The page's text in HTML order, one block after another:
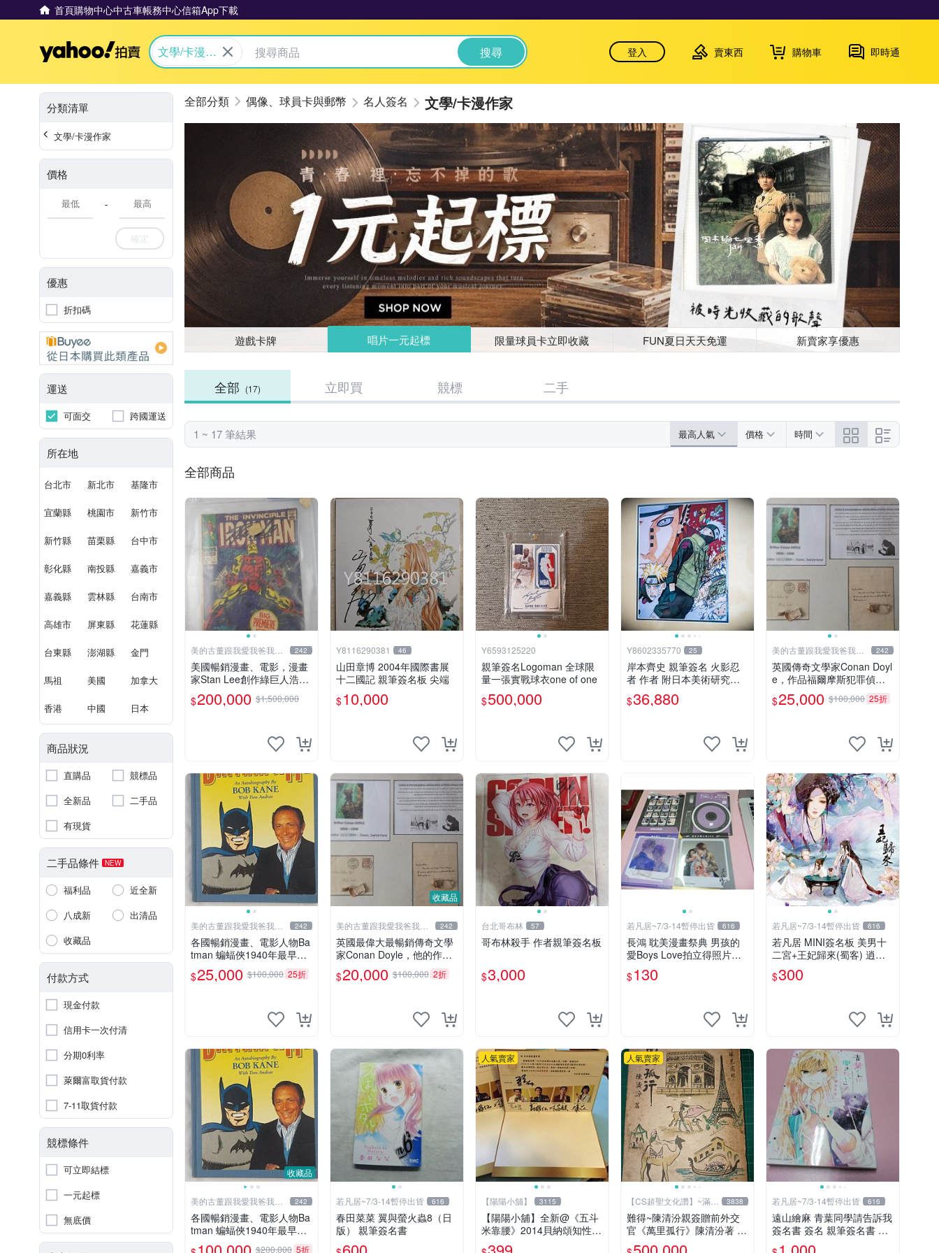
首頁購物中心中古車帳務中心信箱App下載
Yahoo拍賣
文學/卡漫作
搜尋 登入 賣東西 購物車 即時通
分類清單
文學/卡漫作家
價格
-
確定
優惠
折扣碼
運送
可面交 跨國運送
所在地
台北市 新北市 基隆市
宜蘭縣 桃園市 新竹市
新竹縣 苗栗縣 台中市
彰化縣 南投縣 嘉義市
嘉義縣 雲林縣 台南市
高雄市 屏東縣 花蓮縣
台東縣 澎湖縣 金門
馬祖 美國 加拿大
香港 中國 日本
商品狀況
直購品
競標品
全新品
二手品
有現貨
二手品條件 NEW
福利品
近全新
八成新
出清品
收藏品
付款方式
現金付款
信用卡一次付清
分期0利率
萊爾富取貨付款
7-11取貨付款
競標條件
可立即結標
一元起標
無底價
偶像、球員卡與郵幣 名人簽名 文學/卡漫作家
遊戲卡牌 唱片一元起標 限量球員卡立即收藏 FUN夏日天天免運 新賣家享優惠
全部 (17) 立即買 競標 二手
1 ~ 17 筆結果 最高人氣 價格 時間
全部商品
美的古董跟我愛我爸我恨
壞人
242
美國暢銷漫畫、電影，漫畫
家Stan Lee創作綠巨人浩
克、蜘蛛人、X戰警、鋼鐵
人，鋼鐵人是世界最有錢總
$200,000 $1,500,000
Y8116290381 46
山田章博 2004年國際書展
十二國記 親筆簽名板 尖端
$10,000
Y6593125220
親筆簽名Logoman 全球限
量一張實戰球衣one of one
$500,000
Y8602335770 25
岸本齊史 親筆簽名 火影忍
者 作者 附日本美術研究所
鑑定證明書 卡卡西 培英 鳴
人 非佐助 GEM Tsume 曉
$36,880
美的古董跟我愛我爸我恨
壞人
242
英國傳奇文學家Conan Doyl
e，作品福爾摩斯犯罪偵探
集在250國暢銷文學、電
影，作品出現犯罪高手顯示
$25,000 $100,000 25折
美的古董跟我愛我爸我恨
壞人
242
各國暢銷漫畫、電影人物Ba
tman 蝙蝠俠1940年最早的
創作者，這本書是Batman a
nd me 是Bob Kane 1990年
$25,000 $100,000 25折
收藏品
美的古董跟我愛我爸我恨
壞人
242
英國最偉大最暢銷傳奇文學
家Conan Doyle，他的作品
福爾摩斯犯罪偵探集在250
國暢銷文學小說、電影
$20,000 $100,000 2折
台北哥布林 57
哥布林殺手 作者親筆簽名板
$3,000
若凡居~7/3-14暫停出貨 616
長鴻 耽美漫畫祭典 男孩的
愛Boys Love拍立得照片造
型透卡 第二彈 超值星期五
的sex + 劇毒甜心
$130
若凡居~7/3-14暫停出貨 616
若凡居 MINI簽名板 美男十
二宮+王妃歸來(蜀客) 逍遙
紅塵&貓君笑豬&何何舞 親
筆簽名簽名板
$300
收藏品
美的古董跟我愛我爸我恨
壞人
242
各國暢銷漫畫、電影人物Ba
tman 蝙蝠俠1940年最早的
創作者，這本書是Batman a
$200,000 5折
若凡居~7/3-14暫停出貨 616
春田菜菜 翼與螢火蟲8（日
版） 親筆簽名書
人氣賣家
【陽陽小舖】 3115
【陽陽小舖】全新@《五斗
米靠腰》2014貝納頌知性藝
文季 演員親筆簽名邀請函
人氣賣家
【CS超聖文化讚】~滿千
元送運
3838
難得~陳清汾親簽贈前外交
官《萬里孤行》陳清汾著 長
風出版 民國45年初版 【CS
若凡居~7/3-14暫停出貨 616
遠山繪麻 青葉同學請告訴我
簽名書 簽名 親筆簽名書 關
鍵字： 四月一日同學命理缺